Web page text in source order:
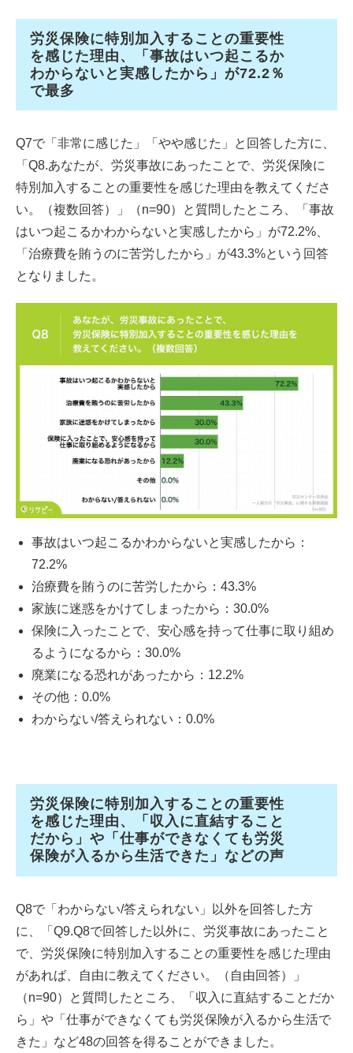
労災保険に特別加入することの重要性
を感じた理由、「事故はいつ起こるか
わからないと実感したから」が72.2％
で最多
Q7で「非常に感じた」「やや感じた」と回答した方に、
「Q8.あなたが、労災事故にあったことで、労災保険に
特別加入することの重要性を感じた理由を教えてくださ
い。（複数回答）」（n=90）と質問したところ、「事故
はいつ起こるかわからないと実感したから」が72.2%、
「治療費を賄うのに苦労したから」が43.3%という回答
となりました。
事故はいつ起こるかわからないと実感したから：
72.2%
治療費を賄うのに苦労したから：43.3%
家族に迷惑をかけてしまったから：30.0%
保険に入ったことで、安心感を持って仕事に取り組め
るようになるから：30.0%
廃業になる恐れがあったから：12.2%
その他：0.0%
わからない/答えられない：0.0%
労災保険に特別加入することの重要性
を感じた理由、「収入に直結すること
だから」や「仕事ができなくても労災
保険が入るから生活できた」などの声
Q8で「わからない/答えられない」以外を回答した方
に、「Q9.Q8で回答した以外に、労災事故にあったこと
で、労災保険に特別加入することの重要性を感じた理由
があれば、自由に教えてください。（自由回答）」
（n=90）と質問したところ、「収入に直結することだか
ら」や「仕事ができなくても労災保険が入るから生活で
きた」など48の回答を得ることができました。